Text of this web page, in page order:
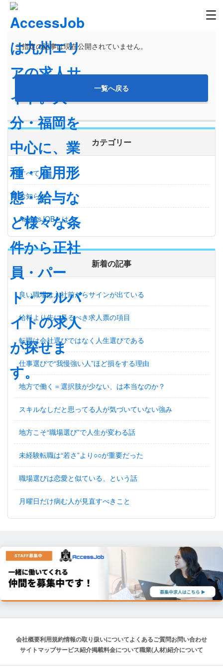
ご指定の記事は現在公開されていません。
一覧へ戻る
カテゴリー
すべて
お知らせ
AccessJOBとは
新着の記事
良い職場は入社前からサインが出ている
給料より先に見るべき求人票の項目
転職は会社選びではなく人生選びである
仕事選びで“我慢強い人”ほど損をする理由
地方で働く＝選択肢が少ない、は本当なのか？
スキルなしだと思ってる人が気づいていない強み
地方こそ“職場選び”で人生が変わる話
未経験転職は“若さ”より○○が重要だった
職場選びは恋愛と似ている、という話
月曜日だけ病む人が見直すべきこと
会社概要利用規約情報の取り扱いについてよくあるご質問お問い合わせ
サイトマップサービス紹介掲載料金について職業(人材)紹介について